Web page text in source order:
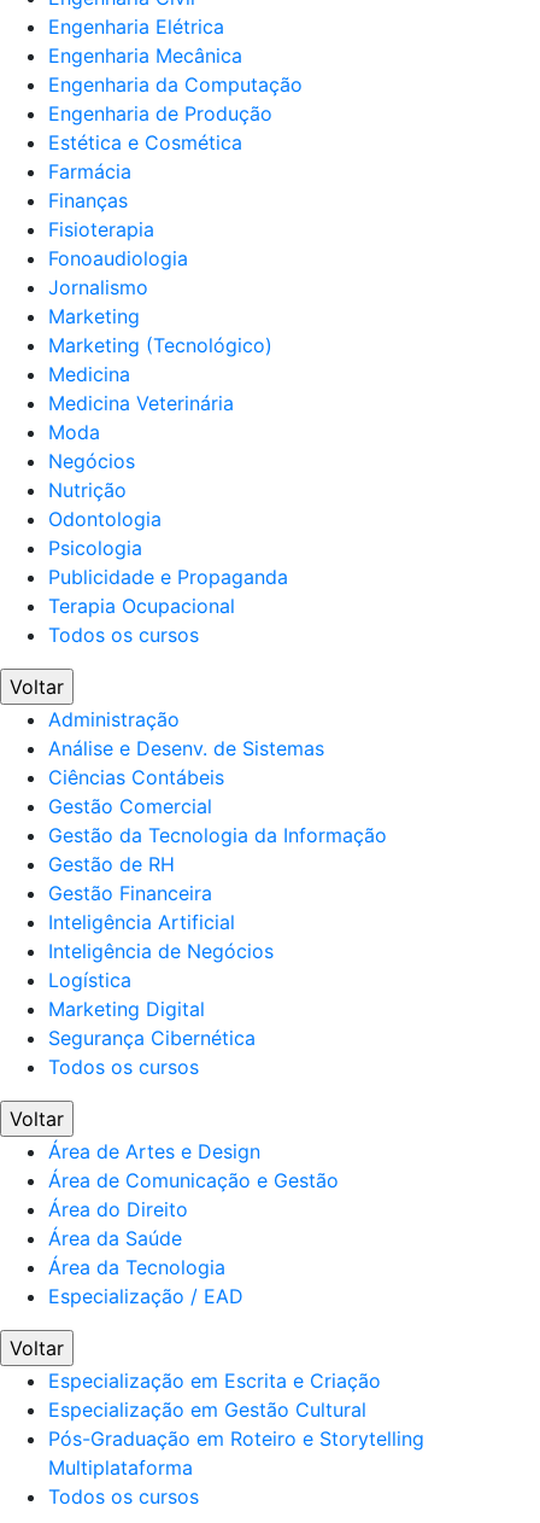
Engenharia Elétrica
Engenharia Mecânica
Engenharia da Computação
Engenharia de Produção
Estética e Cosmética
Farmácia
Finanças
Fisioterapia
Fonoaudiologia
Jornalismo
Marketing
Marketing (Tecnológico)
Medicina
Medicina Veterinária
Moda
Negócios
Nutrição
Odontologia
Psicologia
Publicidade e Propaganda
Terapia Ocupacional
Todos os cursos
Voltar
Administração
Análise e Desenv. de Sistemas
Ciências Contábeis
Gestão Comercial
Gestão da Tecnologia da Informação
Gestão de RH
Gestão Financeira
Inteligência Artificial
Inteligência de Negócios
Logística
Marketing Digital
Segurança Cibernética
Todos os cursos
Voltar
Área de Artes e Design
Área de Comunicação e Gestão
Área do Direito
Área da Saúde
Área da Tecnologia
Especialização / EAD
Voltar
Especialização em Escrita e Criação
Especialização em Gestão Cultural
Pós-Graduação em Roteiro e Storytelling
Multiplataforma
Todos os cursos